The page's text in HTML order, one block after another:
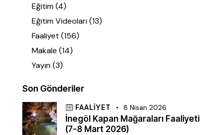
Eğitim(4)
Eğitim Videoları(13)
Faaliyet (156)
Makale (14)
Yayın(3)
Son Gönderiler
FAALIYET 8 Nisan 2026
İnegöl Kapan Mağaraları Faaliyeti
(7-8 Mart 2026)